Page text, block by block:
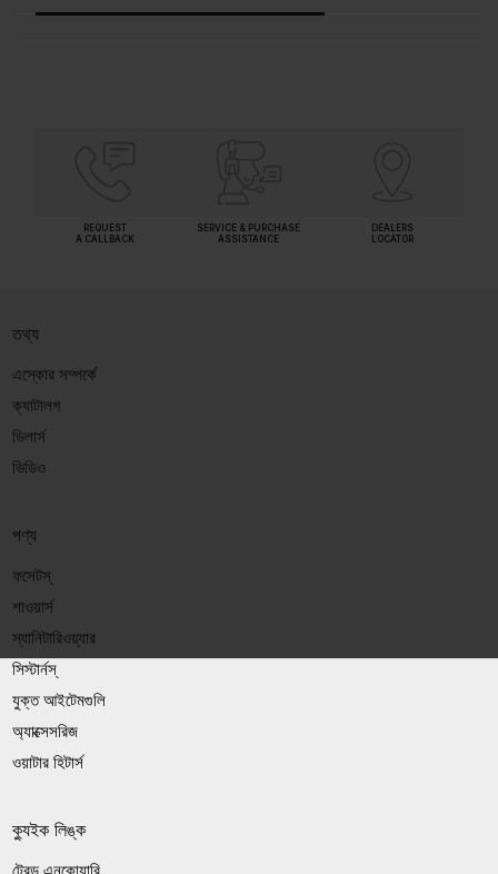
REQUEST
A CALLBACK
SERVICE & PURCHASE
ASSISTANCE
DEALERS
LOCATOR
তথ্য
এস্কোর সম্পর্কে
ক্যাটালগ
ডিলার্স
ভিডিও
পণ্য
ফসেটস্
শাওয়ার্স
স্যানিটারিওয়্যার
সিস্টার্নস্
যুক্ত আইটেমগুলি
অ্যাক্সেসরিজ
ওয়াটার হিটার্স
ক্যুইক লিঙ্ক
ট্রেড এনকোয়ারি